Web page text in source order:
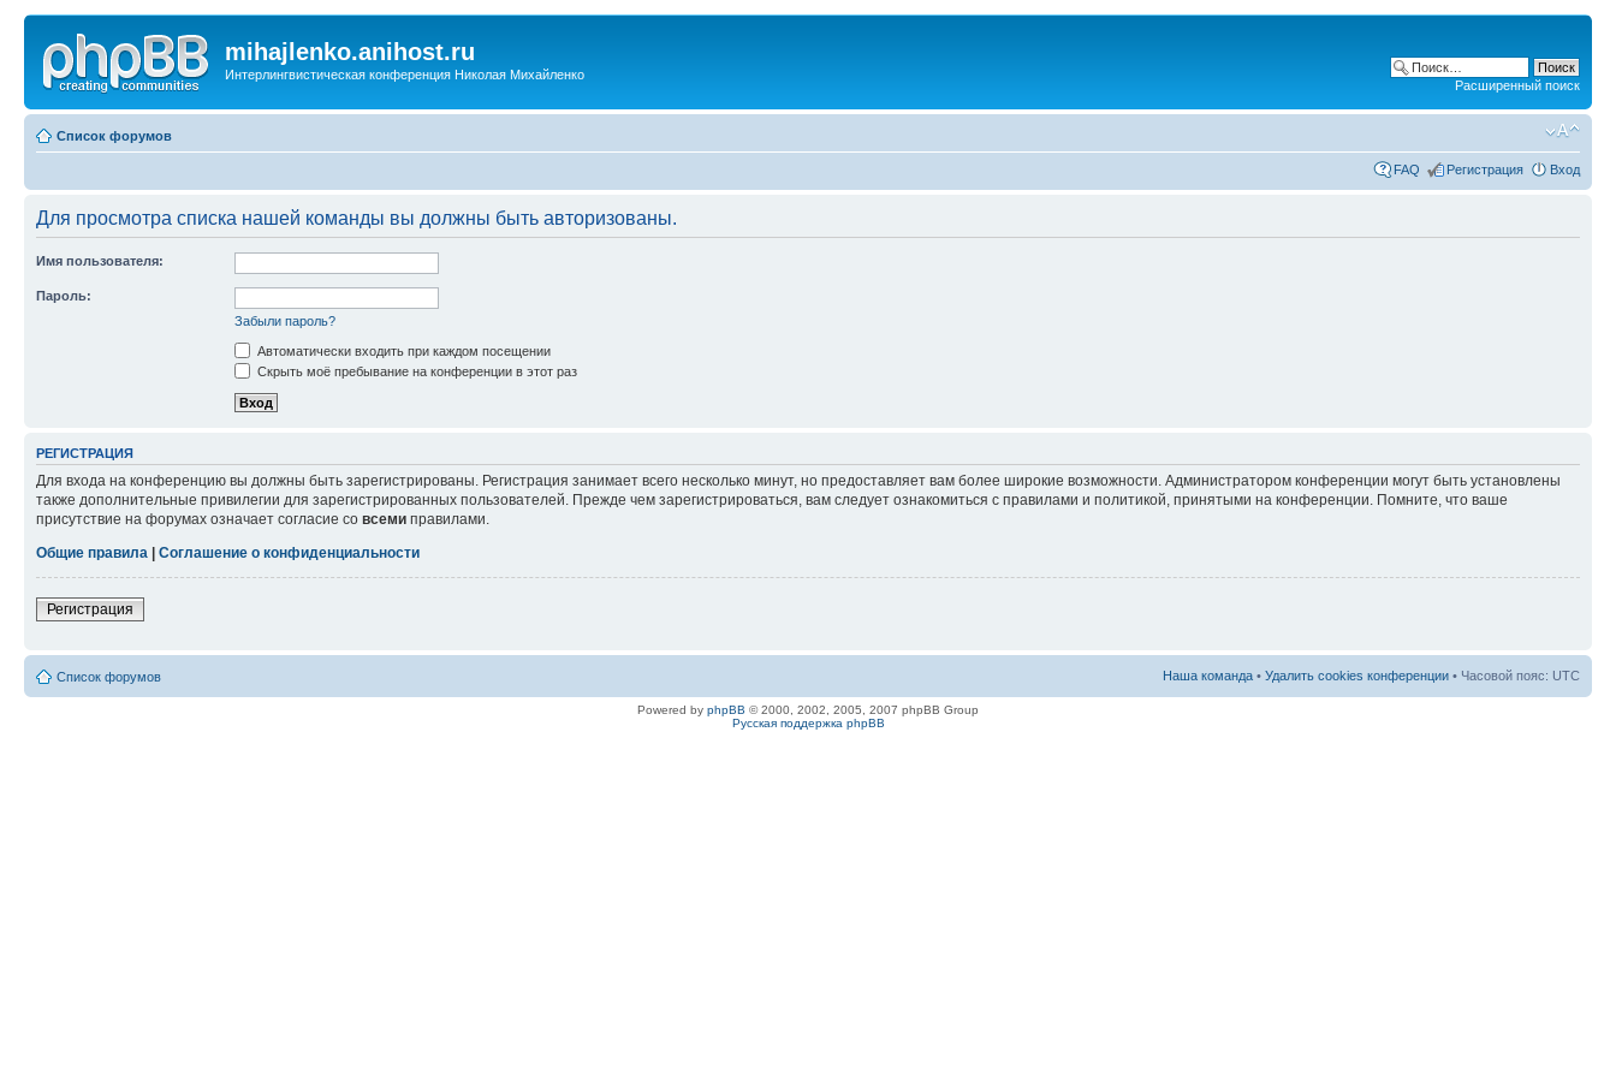
mihajlenko.anihost.ru
Интерлингвистическая конференция Николая Михайленко
Расширенный поиск
Список форумов
FAQ Регистрация Вход
Для просмотра списка нашей команды вы должны быть авторизованы.
Имя пользователя:
Пароль:
Забыли пароль?
Автоматически входить при каждом посещении
Скрыть моё пребывание на конференции в этот раз
РЕГИСТРАЦИЯ
Для входа на конференцию вы должны быть зарегистрированы. Регистрация занимает всего несколько минут, но предоставляет вам более широкие возможности. Администратором конференции могут быть установлены
также дополнительные привилегии для зарегистрированных пользователей. Прежде чем зарегистрироваться, вам следует ознакомиться с правилами и политикой, принятыми на конференции. Помните, что ваше
присутствие на форумах означает согласие со всеми правилами.
Общие правила
Соглашение о конфиденциальности
Регистрация
Список форумов Наша команда • Удалить cookies конференции • Часовой пояс: UTC
Powered by phpBB © 2000, 2002, 2005, 2007 phpBB Group
Русская поддержка phpBB